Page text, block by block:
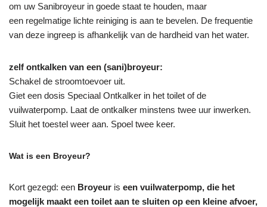
om uw Sanibroyeur in goede staat te houden, maar
een regelmatige lichte reiniging is aan te bevelen. De frequentie
van deze ingreep is afhankelijk van de hardheid van het water.
zelf ontkalken van een (sani)broyeur:
Schakel de stroomtoevoer uit.
Giet een dosis Speciaal Ontkalker in het toilet of de
vuilwaterpomp. Laat de ontkalker minstens twee uur inwerken.
Sluit het toestel weer aan. Spoel twee keer.
Wat is een Broyeur?
Kort gezegd: een Broyeur is een vuilwaterpomp, die het
mogelijk maakt een toilet aan te sluiten op een kleine afvoer,